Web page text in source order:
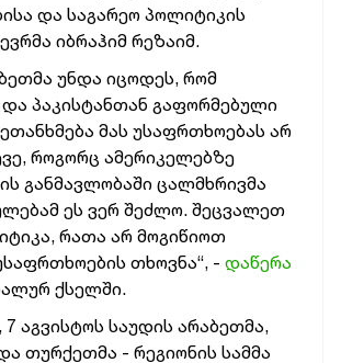
და საგარეო პოლიტიკის
იბრაჰიმ რეზაიმ.
უნდა იცოდეს, რომ
პაკისტანთან გაფორმებული
მას უსაფრთხოებას არ
როგორც ამერიკელებზე
განმავლობაში ცალმხრივმა
ეს ვერ შეძლო. შეცვალეთ
რათა არ მოგიწიოთ
თხოვნა“, - დაწერა
ქსელში.
აგვისტოს საუდის არაბეთმა,
თურქეთმა - რეგიონის სამმა